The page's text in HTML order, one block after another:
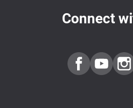
Connect